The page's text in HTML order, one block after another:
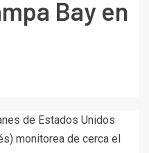
Bay en
de Estados Unidos
monitorea de cerca el